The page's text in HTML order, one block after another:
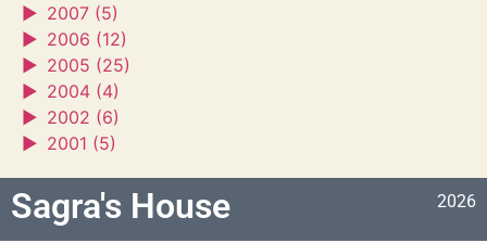
► 2007 (5)
► 2006 (12)
► 2005 (25)
► 2004 (4)
► 2002 (6)
► 2001 (5)
Sagra's House 2026